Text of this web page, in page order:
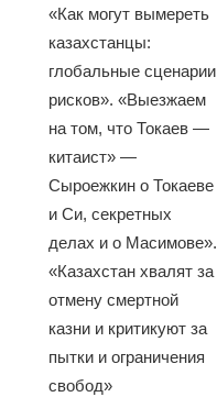
«Как могут вымереть
казахстанцы:
глобальные сценарии
рисков». «Выезжаем
на том, что Токаев —
китаист» —
Сыроежкин о Токаеве
и Си, секретных
делах и о Масимове».
«Казахстан хвалят за
отмену смертной
казни и критикуют за
пытки и ограничения
свобод»